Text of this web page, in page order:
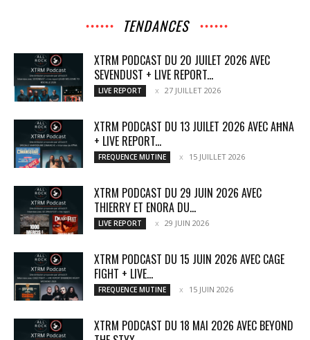
TENDANCES
XTRM PODCAST DU 20 JUILET 2026 AVEC
SEVENDUST + LIVE REPORT...
LIVE REPORT 27 JUILLET 2026
XTRM PODCAST DU 13 JUILET 2026 AVEC AĦNA
+ LIVE REPORT...
FREQUENCE MUTINE 15 JUILLET 2026
XTRM PODCAST DU 29 JUIN 2026 AVEC
THIERRY ET ENORA DU...
LIVE REPORT 29 JUIN 2026
XTRM PODCAST DU 15 JUIN 2026 AVEC CAGE
FIGHT + LIVE...
FREQUENCE MUTINE 15 JUIN 2026
XTRM PODCAST DU 18 MAI 2026 AVEC BEYOND